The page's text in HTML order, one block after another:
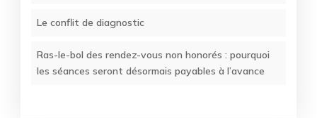
Le conflit de diagnostic
Ras-le-bol des rendez-vous non honorés : pourquoi
les séances seront désormais payables à l’avance